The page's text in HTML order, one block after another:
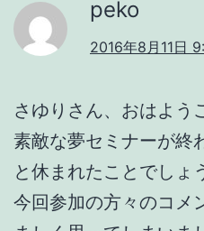
peko
2016年8月11日
さゆりさん、おはよう
素敵な夢セミナーが終
と休まれたことでしょ
今回参加の方々のコメ